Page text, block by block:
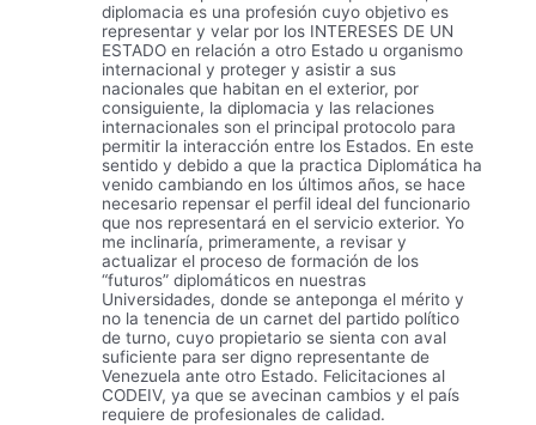
diplomacia es una profesión cuyo objetivo es
representar y velar por los INTERESES DE UN
ESTADO en relación a otro Estado u organismo
internacional y proteger y asistir a sus
nacionales que habitan en el exterior, por
consiguiente, la diplomacia y las relaciones
internacionales son el principal protocolo para
permitir la interacción entre los Estados. En este
sentido y debido a que la practica Diplomática ha
venido cambiando en los últimos años, se hace
necesario repensar el perfil ideal del funcionario
que nos representará en el servicio exterior. Yo
me inclinaría, primeramente, a revisar y
actualizar el proceso de formación de los
“futuros” diplomáticos en nuestras
Universidades, donde se anteponga el mérito y
no la tenencia de un carnet del partido político
de turno, cuyo propietario se sienta con aval
suficiente para ser digno representante de
Venezuela ante otro Estado. Felicitaciones al
CODEIV, ya que se avecinan cambios y el país
requiere de profesionales de calidad.